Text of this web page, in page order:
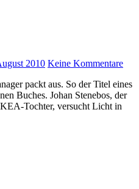
2010 Keine Kommentare
Buches. Johan Stenebos, der
Tochter, versucht Licht in